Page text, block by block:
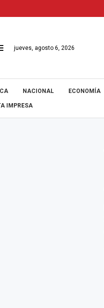
jueves, agosto 6, 2026
NACIONAL ECONOMÍA
IMPRESA